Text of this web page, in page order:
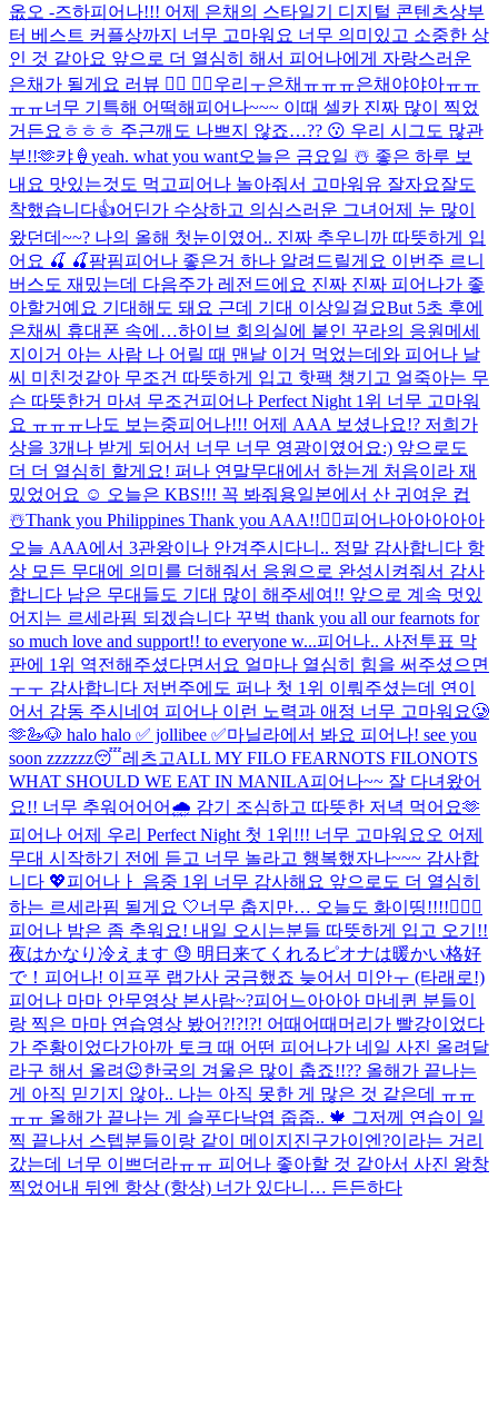
옶오 -즈하피어나!!! 어제 은채의 스타일기 디지털 콘텐츠상부
터 베스트 커플상까지 너무 고마워요 너무 의미있고 소중한 상
인 것 같아요 앞으로 더 열심히 해서 피어나에게 자랑스러운
은채가 될게요 러뷰 ❤️‍🔥 ❤️‍🔥우리ㅜ은채ㅠㅠㅠ은채야야아ㅠㅠ
ㅠㅠ너무 기특해 어떡해 피어나~~~ 이때 셀카 진짜 많이 찍었
거든요ㅎㅎㅎ 주근깨도 나쁘지 않죠…?? 😗 우리 시그도 많관
부!!🫶캬🍦 yeah. what you want오늘은 금요일 ☃️ 좋은 하루 보
내요 맛있는것도 먹고피어나 놀아줘서 고마워유 잘자요잘도
착했습니다👍어딘가 수상하고 의심스러운 그녀 어제 눈 많이
왔던데~~? 나의 올해 첫눈이였어.. 진짜 추우니까 따뜻하게 입
어요 🍒 🍒 팜핌피어나 좋은거 하나 알려드릴게요 이번주 르니
버스도 재밌는데 다음주가 레전드에요 진짜 진짜 피어나가 좋
아할거예요 기대해도 돼요 근데 기대 이상일걸요But 5초 후에
은채씨 휴대폰 속에…하이브 회의실에 붙인 꾸라의 응원메세
지 이거 아는 사람 나 어릴 때 맨날 이거 먹었는데 와 피어나 날
씨 미친것같아 무조건 따뜻하게 입고 핫팩 챙기고 얼죽아는 무
슨 따뜻한거 마셔 무조건 피어나 Perfect Night 1위 너무 고마워
요 ㅠㅠㅠ나도 보는중피어나!!! 어제 AAA 보셨나요!? 저희가
상을 3개나 받게 되어서 너무 너무 영광이였어요:) 앞으로도
더 더 열심히 할게요! 퍼나 연말무대에서 하는게 처음이라 재
밌었어요 ☺️ 오늘은 KBS!!! 꼭 봐줘용일본에서 산 귀여운 컵
☃️Thank you Philippines Thank you AAA!!❤️‍🔥피어나아아아아아
오늘 AAA에서 3관왕이나 안겨주시다니.. 정말 감사합니다 항
상 모든 무대에 의미를 더해줘서 응원으로 완성시켜줘서 감사
합니다 남은 무대들도 기대 많이 해주세여!! 앞으로 계속 멋있
어지는 르세라핌 되겠습니다 꾸벅 thank you all our fearnots for
so much love and support!! to everyone w...피어나.. 사전투표 막
판에 1위 역전해주셨다면서요 얼마나 열심히 힘을 써주셨으면
ㅜㅜ 감사합니다 저번주에도 퍼나 첫 1위 이뤄주셨는데 연이
어서 감동 주시네여 피어나 이런 노력과 애정 너무 고마워요🥲
🫶🦢🐶 halo halo ✅ jollibee ✅마닐라에서 봐요 피어나! see you
soon zzzzzz😴레츠고ALL MY FILO FEARNOTS FILONOTS
WHAT SHOULD WE EAT IN MANILA피어나~~ 잘 다녀왔어
요!! 너무 추워어어어🌧️ 감기 조심하고 따뜻한 저녁 먹어요🫶
피어나 어제 우리 Perfect Night 첫 1위!!! 너무 고마워요오 어제
무대 시작하기 전에 듣고 너무 놀라고 행복했자나~~~ 감사합
니다 💖​피어나ㅏ 음중 1위 너무 감사해요 앞으로도 더 열심히
하는 르세라핌 될게요 🤍너무 춥지만… 오늘도 화이띵!!!!❤️‍🔥💪
피어나 밤은 좀 추워요! 내일 오시는분들 따뜻하게 입고 오기!!
夜はかなり冷えます 😓 明日来てくれるピオナは暖かい格好
で！ 피어나! 이프푸 랩가사 궁금했죠 늦어서 미안ㅜ (타래로!)
피어나 마마 안무영상 본사람~?피어느아아아 마네퀸 분들이
랑 찍은 마마 연습영상 봤어?!?!?! 어때어때 머리가 빨강이었다
가 주황이었다가아까 토크 때 어떤 피어나가 네일 사진 올려달
라구 해서 올려😉한국의 겨울은 많이 춥죠!!?? 올해가 끝나는
게 아직 믿기지 않아.. 나는 아직 못한 게 많은 것 같은데 ㅠㅠ
ㅠㅠ 올해가 끝나는 게 슬푸다낙엽 줍줍.. 🍁​ 그저께 연습이 일
찍 끝나서 스텝분들이랑 같이 메이지진구가이엔?이라는 거리
갔는데 너무 이쁘더라ㅠㅠ 피어나 좋아할 것 같아서 사진 왕창
찍었어 내 뒤엔 항상 (항상) 너가 있다니… 든든하다